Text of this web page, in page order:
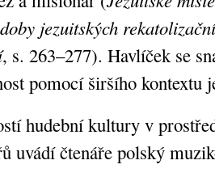
jezuitských
, s. 263–277). Havlíček se
pomocí širšího kontextu
hudební kultury v
uvádí čtenáře polský